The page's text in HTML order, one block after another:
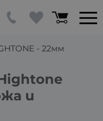
- 22мм
и